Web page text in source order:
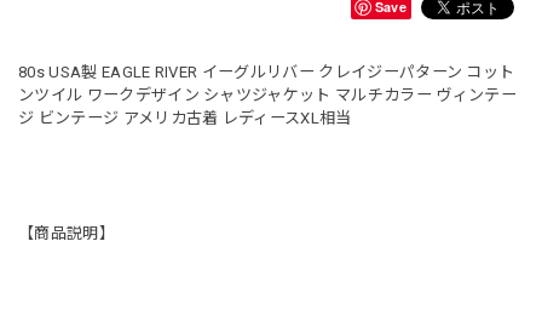
Save
80s USA製 EAGLE RIVER イーグルリバー クレイジーパターン コット
ンツイル ワークデザイン シャツジャケット マルチカラー ヴィンテー
ジ ビンテージ アメリカ古着 レディースXL相当
【商品説明】